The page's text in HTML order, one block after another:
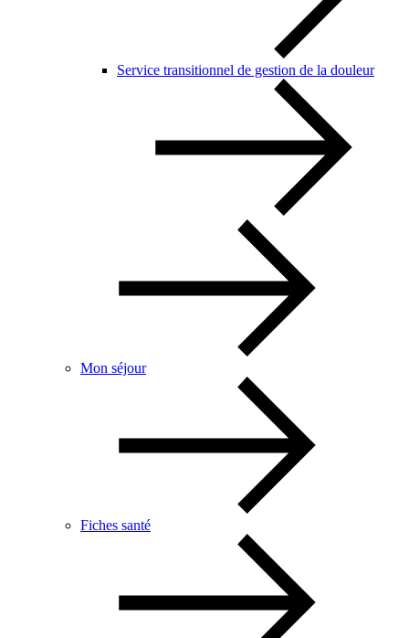
Service transitionnel de gestion de la douleur
Mon séjour
Fiches santé